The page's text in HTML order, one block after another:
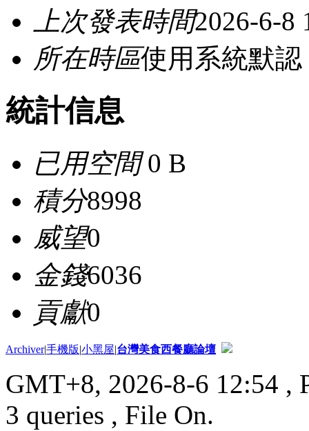
上次發表時間2026-6-8
所在時區使用系統默認
統計信息
已用空間0 B
積分8998
威望0
金錢6036
貢獻0
Archiver|手機版|小黑屋|台灣美食西餐廳論壇
GMT+8, 2026-8-6 12:54 ,
3 queries , File On.